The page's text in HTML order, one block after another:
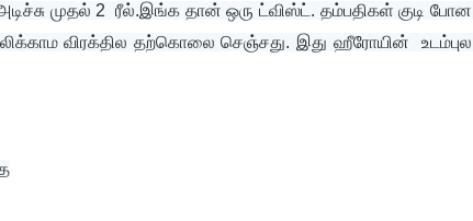
முதல் 2  ரீல்.இங்க தான் ஒரு ட்விஸ்ட். தம்பதிகள் குடி போன
விரக்தில தற்கொலை செஞ்சது. இது ஹீரோயின்  உடம்புல